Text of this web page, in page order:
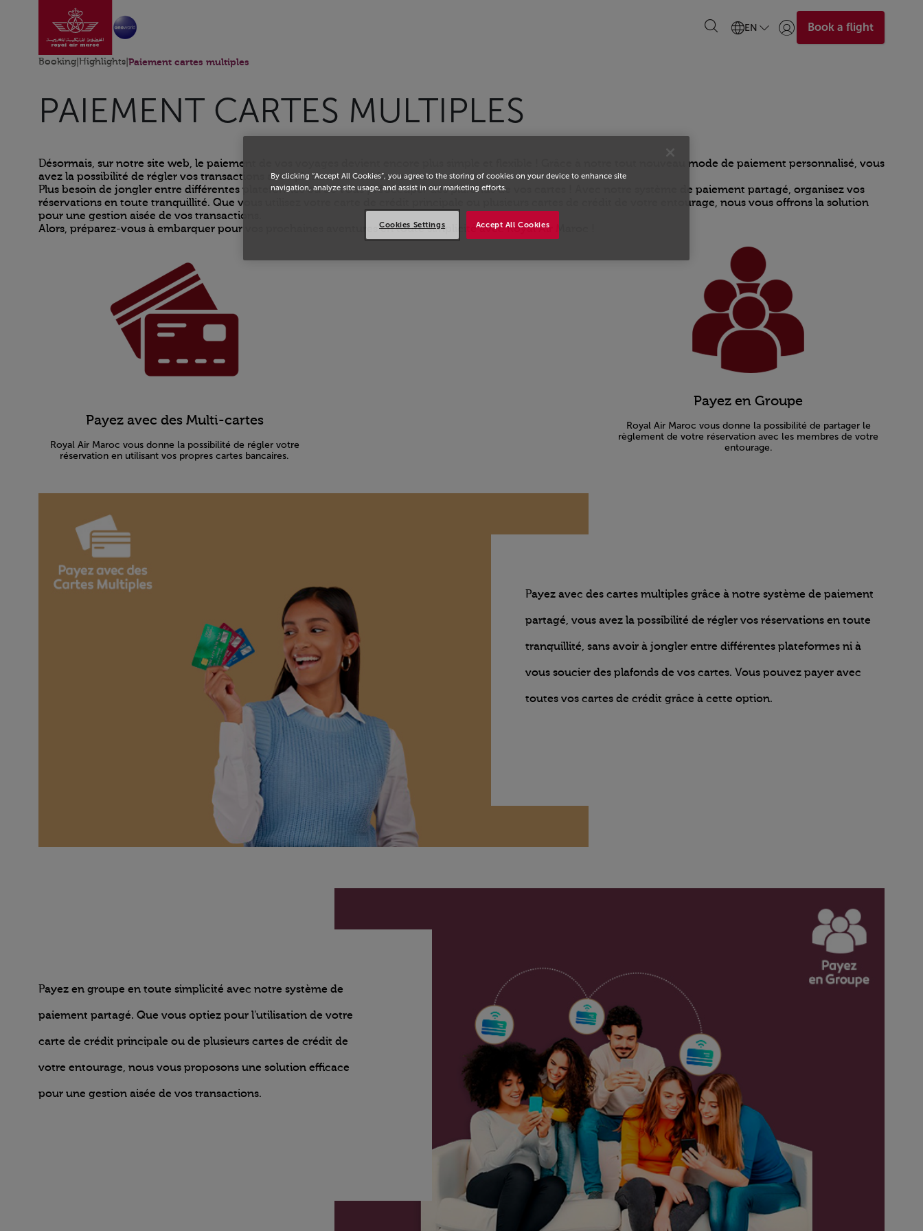
Skip to Main ContentGo to home page EN Login | Join)Book a flight
Booking Highlights Paiement cartes multiples
PAIEMENT CARTES MULTIPLES
Désormais, sur notre site web, le paiement de vos voyages devient encore plus simple et flexible ! Grâce à notre tout nouveau mode de paiement personnalisé, vous
avez la possibilité de régler vos transactions avec plusieurs cartes bancaires.
Plus besoin de jongler entre différentes plateformes ou de vous préoccuper des plafonds de vos cartes ! Avec notre système de paiement partagé, organisez vos
réservations en toute tranquillité. Que vous utilisez votre carte de crédit principale ou plusieurs cartes de crédit de votre entourage, nous vous offrons la solution
pour une gestion aisée de vos transactions.
Alors, préparez-vous à embarquer pour vos prochaines aventures en toute simplicité avec Royal Air Maroc !
Payez avec des Multi-cartes
Royal Air Maroc vous donne la possibilité de régler votre
réservation en utilisant vos propres cartes bancaires.
Payez en Groupe
Royal Air Maroc vous donne la possibilité de partager le
règlement de votre réservation avec les membres de votre
entourage.
Payez avec des cartes multiples grâce à notre système de paiement
partagé, vous avez la possibilité de régler vos réservations en toute
tranquillité, sans avoir à jongler entre différentes plateformes ni à
vous soucier des plafonds de vos cartes. Vous pouvez payer avec
toutes vos cartes de crédit grâce à cette option.
Payez en groupe en toute simplicité avec notre système de
paiement partagé. Que vous optiez pour l'utilisation de votre
carte de crédit principale ou de plusieurs cartes de crédit de
votre entourage, nous vous proposons une solution efficace
pour une gestion aisée de vos transactions.
By clicking “Accept All Cookies”, you agree to the storing of cookies on your device to enhance site
navigation, analyze site usage, and assist in our marketing efforts.
Accept All Cookies
Cookies Settings